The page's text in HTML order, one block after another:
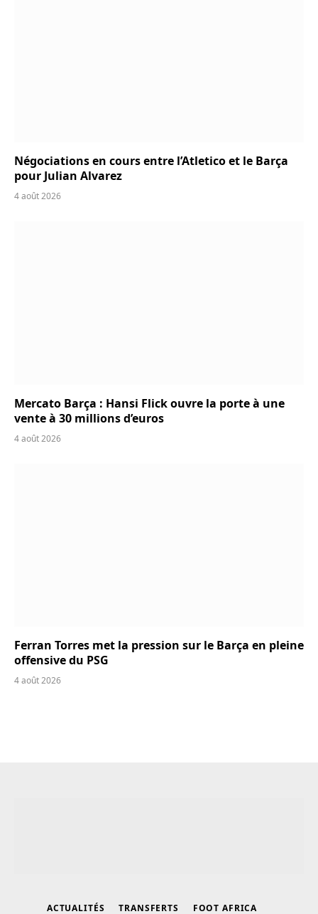
Négociations en cours entre l’Atletico et le Barça
pour Julian Alvarez
4 août 2026
Mercato Barça : Hansi Flick ouvre la porte à une
vente à 30 millions d’euros
4 août 2026
Ferran Torres met la pression sur le Barça en pleine
offensive du PSG
4 août 2026
ACTUALITÉS TRANSFERTS FOOT AFRICA